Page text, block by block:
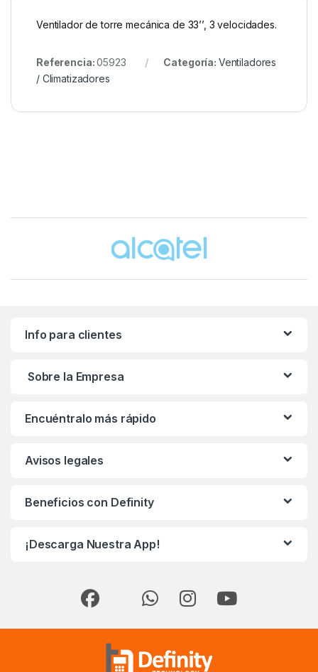
Ventilador de torre mecánica de 33’’, 3 velocidades.
Referencia:05923 Categoría: Ventiladores
/ Climatizadores
Info para clientes
Sobre la Empresa
Encuéntralo más rápido
Avisos legales
Beneficios con Definity
¡Descarga Nuestra App!